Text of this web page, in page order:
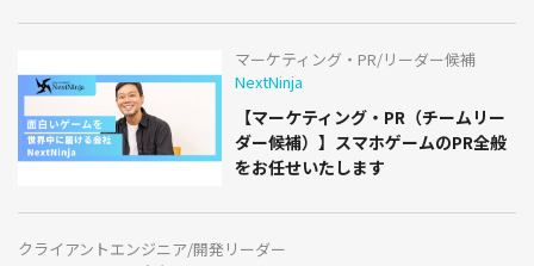
マーケティング・PR/リーダー候補
NextNinja
【マーケティング・PR（チームリー
ダー候補）】スマホゲームのPR全般
をお任せいたします
クライアントエンジニア/開発リーダー